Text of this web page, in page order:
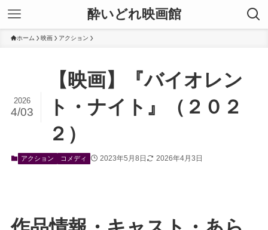
酔いどれ映画館
ホーム 映画 アクション
【映画】『バイオレン
ト・ナイト』（２０２
２）
2026
4/03
アクション コメディ 2023年5月8日 2026年4月3日